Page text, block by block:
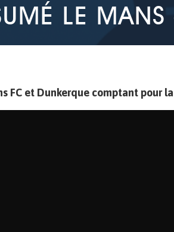
LE
FC et Dunkerque comptant pour